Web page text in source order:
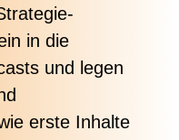
in die
und legen
erste Inhalte